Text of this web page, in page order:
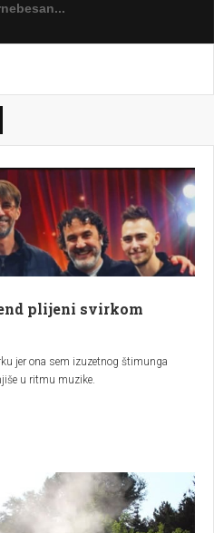
plijeni svirkom
jer ona sem izuzetnog štimunga
u ritmu muzike.